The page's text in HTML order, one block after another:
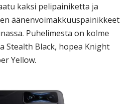
kaksi pelipainiketta ja
äänenvoimakkuuspainikkeet
Puhelimesta on kolme
Stealth Black, hopea Knight
Yellow.